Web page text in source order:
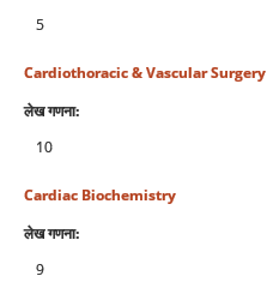
5
Cardiothoracic & Vascular Surgery
लेख गणना:
10
Cardiac Biochemistry
लेख गणना:
9